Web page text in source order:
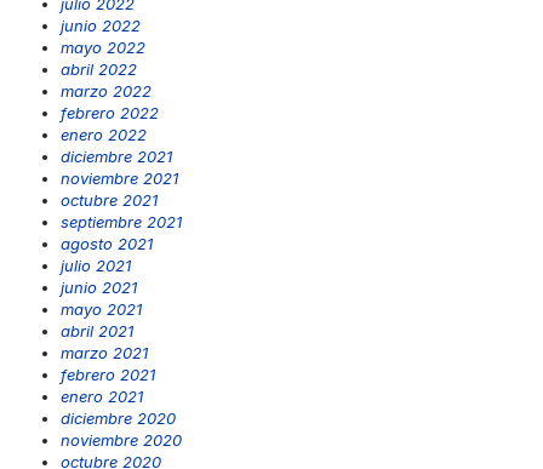
junio 2022
mayo 2022
abril 2022
marzo 2022
febrero 2022
enero 2022
diciembre 2021
noviembre 2021
octubre 2021
septiembre 2021
agosto 2021
julio 2021
junio 2021
mayo 2021
abril 2021
marzo 2021
febrero 2021
enero 2021
diciembre 2020
noviembre 2020
octubre 2020